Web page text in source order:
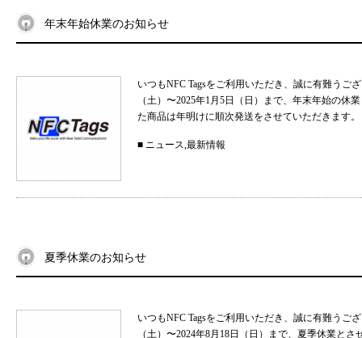
年末年始休業のお知らせ
いつもNFC Tagsをご利用いただき、誠に有難う
（土）〜2025年1月5日（日）まで、年末年始の
た商品は年明けに順次発送をさせていただきま
■ ニュース,最新情報
夏季休業のお知らせ
いつもNFC Tagsをご利用いただき、誠に有難う
（土）〜2024年8月18日（日）まで、夏季休業と